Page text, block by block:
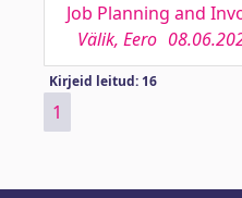
Job Planning and
Välik, Eero
Kirjeid leitud: 16
1